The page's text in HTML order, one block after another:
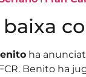
baixa
ha anunciat
Benito ha